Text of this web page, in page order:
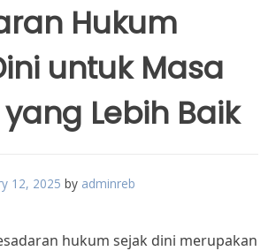
Hukum
untuk Masa
Lebih Baik
12, 2025 by adminreb
hukum sejak dini merupakan